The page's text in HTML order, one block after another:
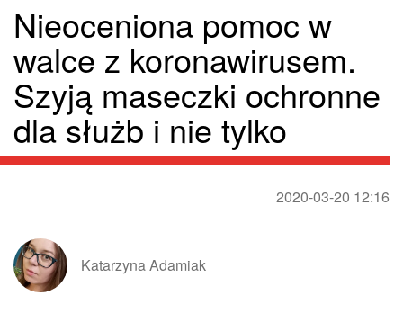
Nieoceniona pomoc w
walce z koronawirusem.
Szyją maseczki ochronne
dla służb i nie tylko
2020-03-20 12:16
Katarzyna Adamiak